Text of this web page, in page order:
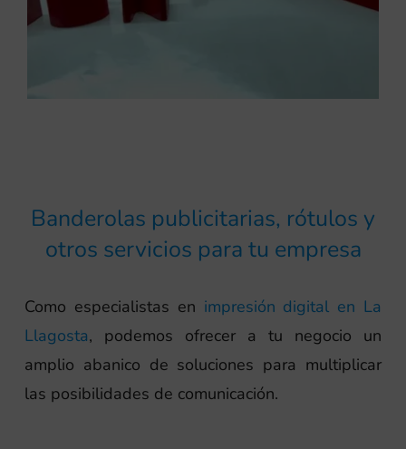
Banderolas publicitarias, rótulos y
otros servicios para tu empresa
Como especialistas en impresión digital en La
Llagosta, podemos ofrecer a tu negocio un
amplio abanico de soluciones para multiplicar
las posibilidades de comunicación.